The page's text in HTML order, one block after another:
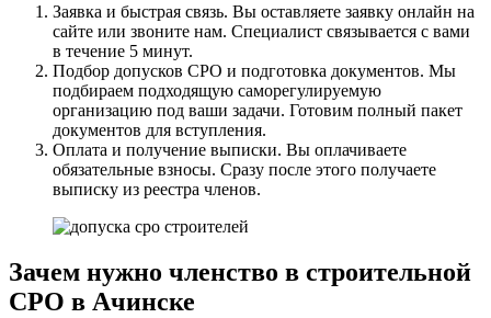
Заявка и быстрая связь. Вы оставляете заявку онлайн на
сайте или звоните нам. Специалист связывается с вами
в течение 5 минут.
Подбор допусков СРО и подготовка документов. Мы
подбираем подходящую саморегулируемую
организацию под ваши задачи. Готовим полный пакет
документов для вступления.
Оплата и получение выписки. Вы оплачиваете
обязательные взносы. Сразу после этого получаете
выписку из реестра членов.
Зачем нужно членство в строительной
СРО в Ачинске